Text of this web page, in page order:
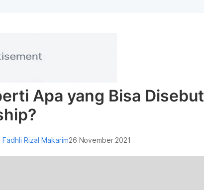
Apa yang Bisa Disebut
Fadhli Rizal Makarim26 November 2021